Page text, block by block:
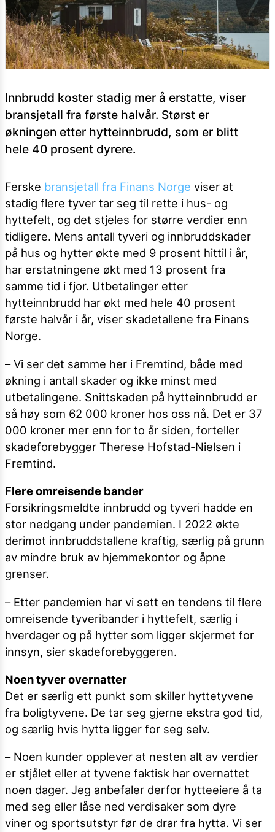
Innbrudd koster stadig mer å erstatte, viser
bransjetall fra første halvår. Størst er
økningen etter hytteinnbrudd, som er blitt
hele 40 prosent dyrere.
Ferske bransjetall fra Finans Norge viser at
stadig flere tyver tar seg til rette i hus- og
hyttefelt, og det stjeles for større verdier enn
tidligere. Mens antall tyveri og innbruddskader
på hus og hytter økte med 9 prosent hittil i år,
har erstatningene økt med 13 prosent fra
samme tid i fjor. Utbetalinger etter
hytteinnbrudd har økt med hele 40 prosent
første halvår i år, viser skadetallene fra Finans
Norge.
– Vi ser det samme her i Fremtind, både med
økning i antall skader og ikke minst med
utbetalingene. Snittskaden på hytteinnbrudd er
så høy som 62 000 kroner hos oss nå. Det er 37
000 kroner mer enn for to år siden, forteller
skadeforebygger Therese Hofstad-Nielsen i
Fremtind.
Flere omreisende bander
Forsikringsmeldte innbrudd og tyveri hadde en
stor nedgang under pandemien. I 2022 økte
derimot innbruddstallene kraftig, særlig på grunn
av mindre bruk av hjemmekontor og åpne
grenser.
– Etter pandemien har vi sett en tendens til flere
omreisende tyveribander i hyttefelt, særlig i
hverdager og på hytter som ligger skjermet for
innsyn, sier skadeforebyggeren.
Noen tyver overnatter
Det er særlig ett punkt som skiller hyttetyvene
fra boligtyvene. De tar seg gjerne ekstra god tid,
og særlig hvis hytta ligger for seg selv.
– Noen kunder opplever at nesten alt av verdier
er stjålet eller at tyvene faktisk har overnattet
noen dager. Jeg anbefaler derfor hytteeiere å ta
med seg eller låse ned verdisaker som dyre
viner og sportsutstyr før de drar fra hytta. Vi ser